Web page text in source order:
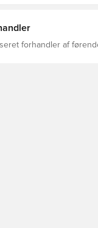
forhandler af